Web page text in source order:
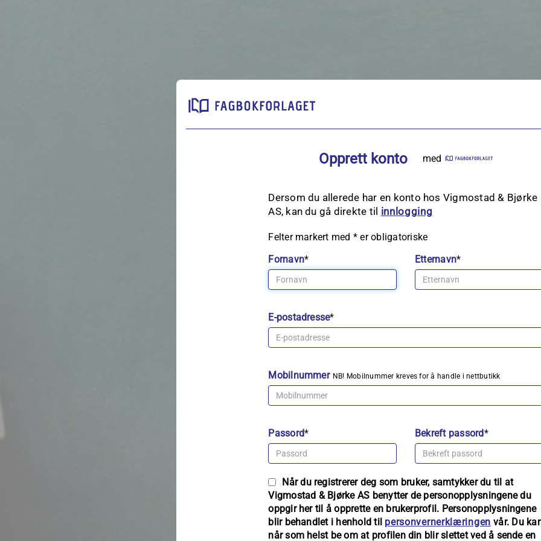
Opprett konto med
Dersom du allerede har en konto hos Vigmostad & Bjørke
AS, kan du gå direkte til innlogging
Felter markert med * er obligatoriske
Fornavn* Etternavn*
E-postadresse*
Mobilnummer NB! Mobilnummer kreves for å handle i nettbutikk
Passord* Bekreft passord*
Når du registrerer deg som bruker, samtykker du til at
Vigmostad & Bjørke AS benytter de personopplysningene du
oppgir her til å opprette en brukerprofil. Personopplysningene
blir behandlet i henhold til personvernerklæringen vår. Du
når som helst be om at profilen din blir slettet ved å sende en